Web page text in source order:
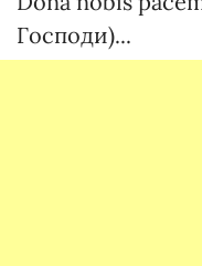
Господи)...